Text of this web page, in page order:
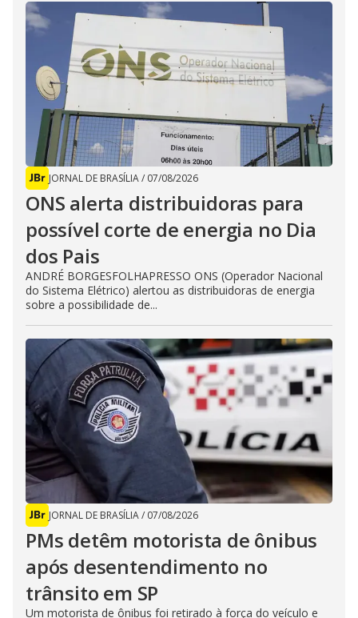
JORNAL DE BRASÍLIA/ 07/08/2026
ONS alerta distribuidoras para
possível corte de energia no Dia
dos Pais
ANDRÉ BORGESFOLHAPRESSO ONS (Operador Nacional
do Sistema Elétrico) alertou as distribuidoras de energia
sobre a possibilidade de...
JORNAL DE BRASÍLIA/ 07/08/2026
PMs detêm motorista de ônibus
após desentendimento no
trânsito em SP
Um motorista de ônibus foi retirado à força do veículo e